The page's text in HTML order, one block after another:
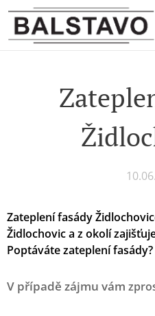
Zateplení fasády
Židlochovic a z okolí
Poptáváte zateplení fasády?
V případě zájmu vám